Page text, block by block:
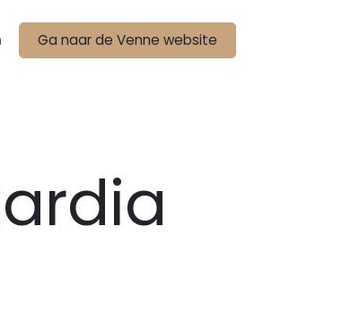
Ga naar de Venne website